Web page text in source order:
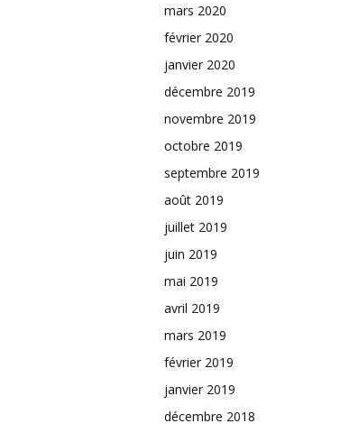
mars 2020
février 2020
janvier 2020
décembre 2019
novembre 2019
octobre 2019
septembre 2019
août 2019
juillet 2019
juin 2019
mai 2019
avril 2019
mars 2019
février 2019
janvier 2019
décembre 2018